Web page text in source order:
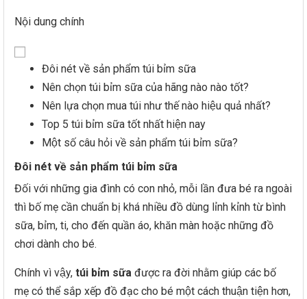
Nội dung chính
Đôi nét về sản phẩm túi bỉm sữa
Nên chọn túi bỉm sữa của hãng nào nào tốt?
Nên lựa chọn mua túi như thế nào hiệu quả nhất?
Top 5 túi bỉm sữa tốt nhất hiện nay
Một số câu hỏi về sản phẩm túi bỉm sữa?
Đôi nét về sản phẩm túi bỉm sữa
Đối với những gia đình có con nhỏ, mỗi lần đưa bé ra ngoài
thì bố mẹ cần chuẩn bị khá nhiều đồ dùng lỉnh kỉnh từ bình
sữa, bỉm, ti, cho đến quần áo, khăn màn hoặc những đồ
chơi dành cho bé.
Chính vì vậy, túi bỉm sữa được ra đời nhằm giúp các bố
mẹ có thể sắp xếp đồ đạc cho bé một cách thuận tiện hơn,